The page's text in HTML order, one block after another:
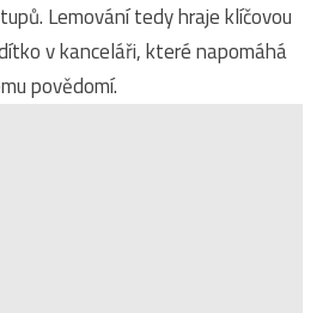
Lemování tedy hraje klíčovou
v kanceláři, které napomáhá
povědomí.